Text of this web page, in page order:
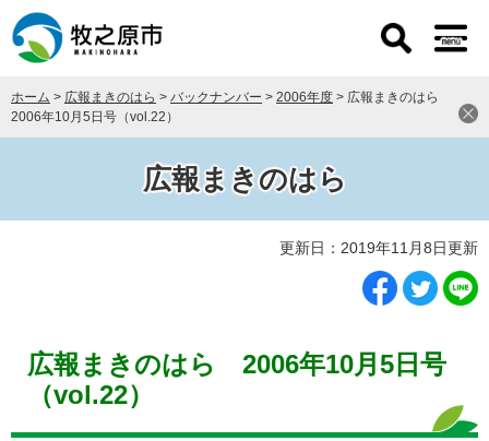
ー
先
頭
ニ
を
飛
本
ホーム > 広報まきのはら > バックナンバー > 2006年度 > 広報まきのはら
2006年10月5日号（vol.22）
広報まきのはら
更新日：2019年11月8日更新
広報まきのはら 2006年10月5日号
（vol.22）